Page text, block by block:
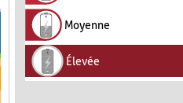
Moyenne
Élevée